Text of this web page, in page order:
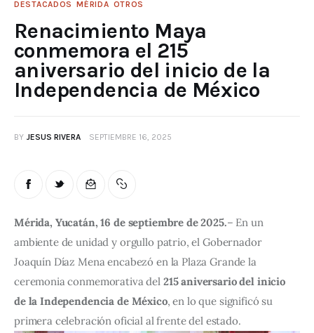
DESTACADOS MÉRIDA OTROS
Renacimiento Maya
conmemora el 215
aniversario del inicio de la
Independencia de México
BY JESUS RIVERA SEPTIEMBRE 16, 2025
Mérida, Yucatán, 16 de septiembre de 2025.– En un
ambiente de unidad y orgullo patrio, el Gobernador
Joaquín Díaz Mena encabezó en la Plaza Grande la
ceremonia conmemorativa del 215 aniversario del inicio
de la Independencia de México, en lo que significó su
primera celebración oficial al frente del estado.